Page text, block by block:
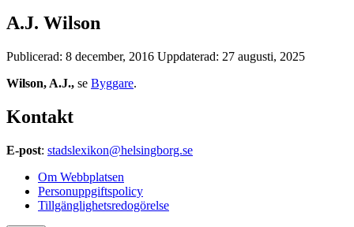
A.J. Wilson
Publicerad: 8 december, 2016 Uppdaterad: 27 augusti, 2025
Wilson, A.J., se Byggare.
Kontakt
E-post: stadslexikon@helsingborg.se
Om Webbplatsen
Personuppgiftspolicy
Tillgänglighetsredogörelse